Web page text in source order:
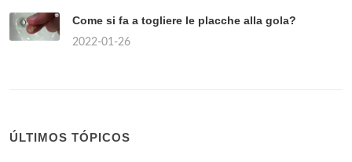
Come si fa a togliere le placche alla gola?
2022-01-26
ÚLTIMOS TÓPICOS